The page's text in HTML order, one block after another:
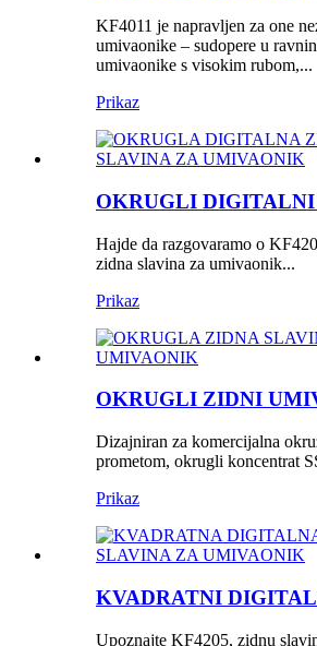
KF4011 je napravljen za one
umivaonike – sudopere u
umivaonike s visokim rubom,...
Prikaz
OKRUGLI
Hajde da razgovaramo o
zidna slavina za umivaonik...
Prikaz
OKRUGLI ZIDNI
Dizajniran za komercijalna
prometom, okrugli koncentrat
Prikaz
KVADRATNI
Upoznajte KF4205, zidnu